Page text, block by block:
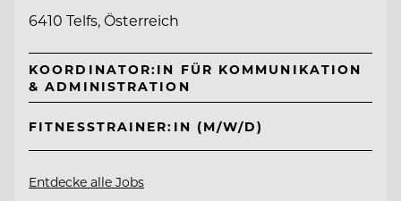
6410 Telfs, Österreich
KOORDINATOR:IN FÜR KOMMUNIKATION
& ADMINISTRATION
FITNESSTRAINER:IN (M/W/D)
Entdecke alle Jobs